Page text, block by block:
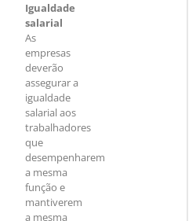
Igualdade
salarial
As
empresas
deverão
assegurar a
igualdade
salarial aos
trabalhadores
que
desempenharem
a mesma
função e
mantiverem
a mesma